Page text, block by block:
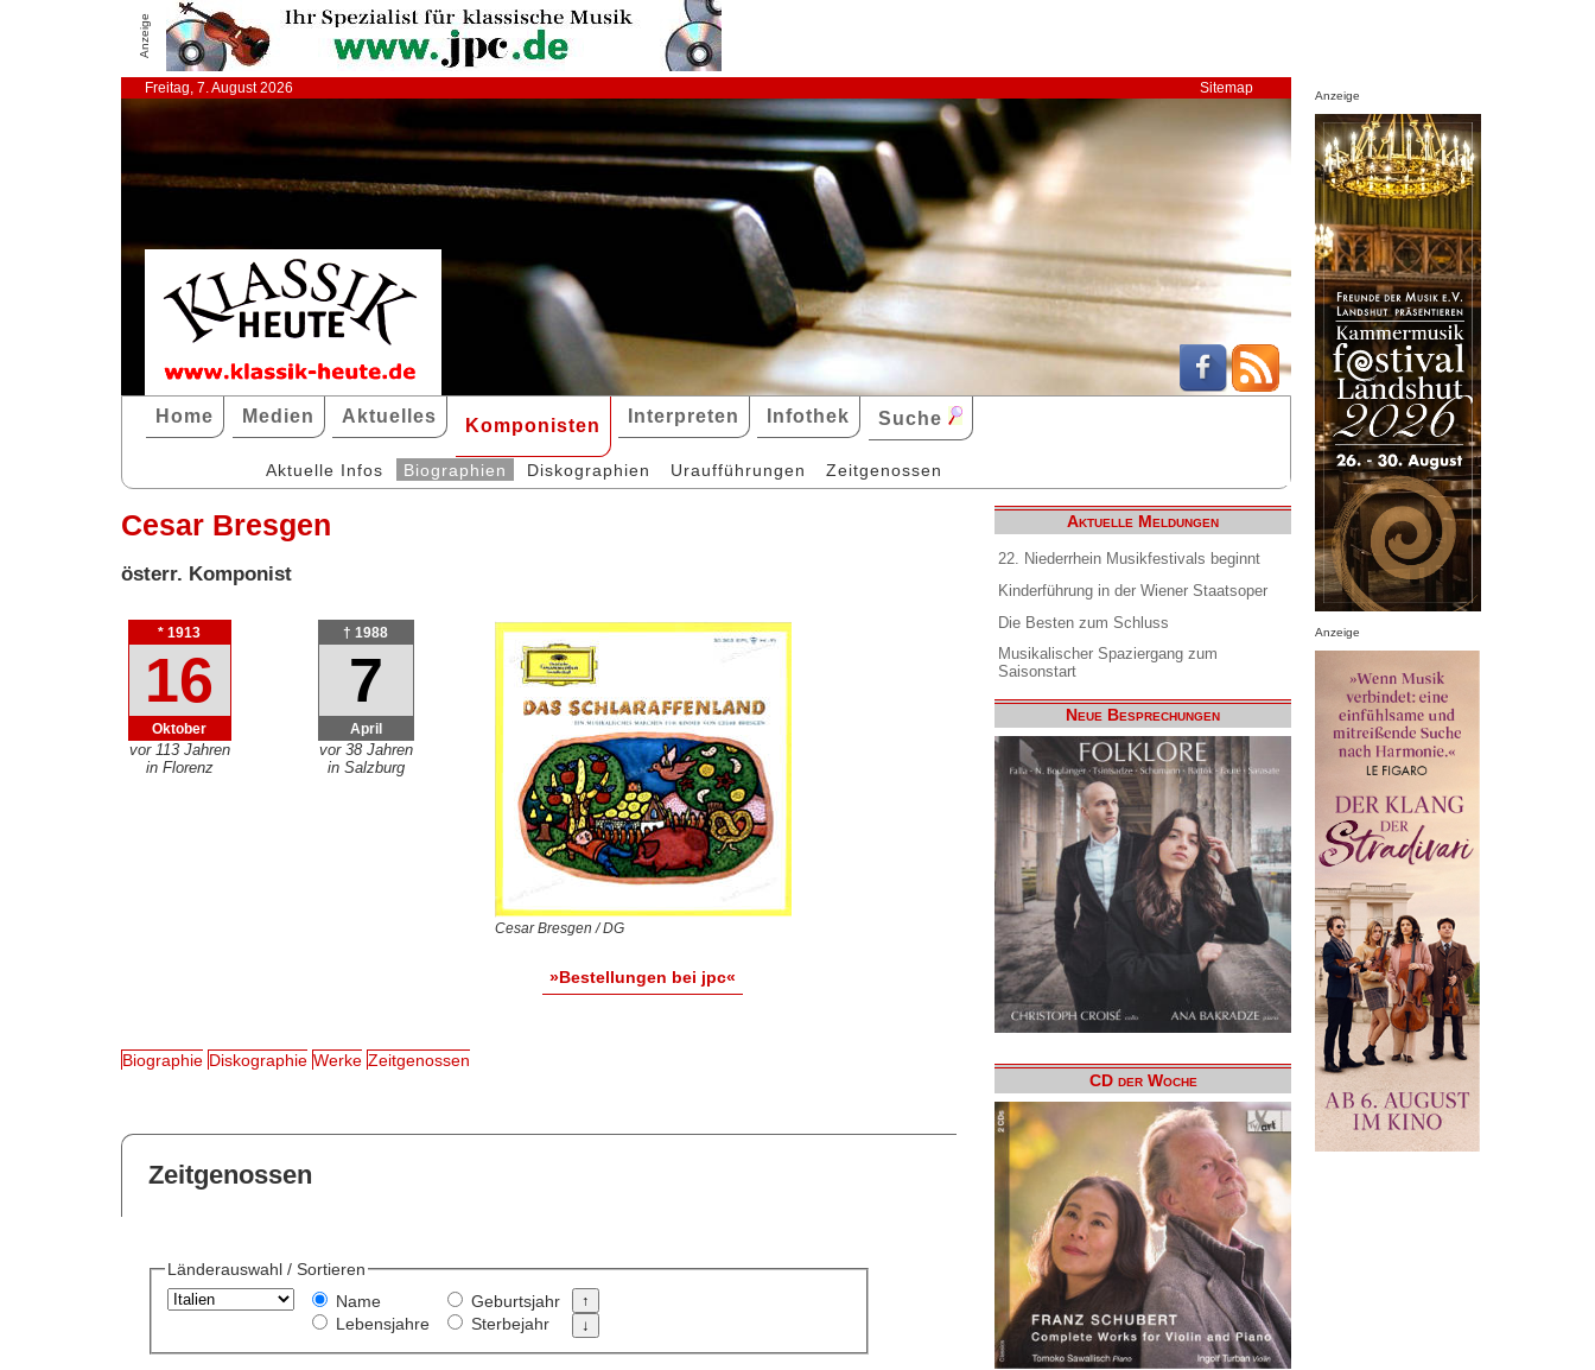
Anzeige
Freitag, 7. August 2026 Sitemap
Home Medien Aktuelles Komponisten Interpreten Infothek Suche
Aktuelle Infos Biographien Diskographien Uraufführungen Zeitgenossen
Cesar Bresgen
österr. Komponist
* 1913
16
Oktober
vor 113 Jahren
in Florenz
† 1988
7
April
vor 38 Jahren
in Salzburg
Cesar Bresgen / DG
»Bestellungen bei jpc«
Biographie Diskographie Werke Zeitgenossen
Zeitgenossen
Länderauswahl / Sortieren
Name
Lebensjahre
Geburtsjahr
Sterbejahr
Aktuelle Meldungen
22. Niederrhein Musikfestivals beginnt
Kinderführung in der Wiener Staatsoper
Die Besten zum Schluss
Musikalischer Spaziergang zum
Saisonstart
Neue Besprechungen
CD der Woche
Anzeige
Anzeige